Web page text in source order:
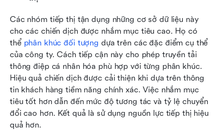
Các nhóm tiếp thị tận dụng những cơ sở dữ liệu này
cho các chiến dịch được nhắm mục tiêu cao. Họ có
thể phân khúc đối tượng dựa trên các đặc điểm cụ thể
của công ty. Cách tiếp cận này cho phép truyền tải
thông điệp cá nhân hóa phù hợp với từng phân khúc.
Hiệu quả chiến dịch được cải thiện khi dựa trên thông
tin khách hàng tiềm năng chính xác. Việc nhắm mục
tiêu tốt hơn dẫn đến mức độ tương tác và tỷ lệ chuyển
đổi cao hơn. Kết quả là sử dụng nguồn lực tiếp thị hiệu
quả hơn.